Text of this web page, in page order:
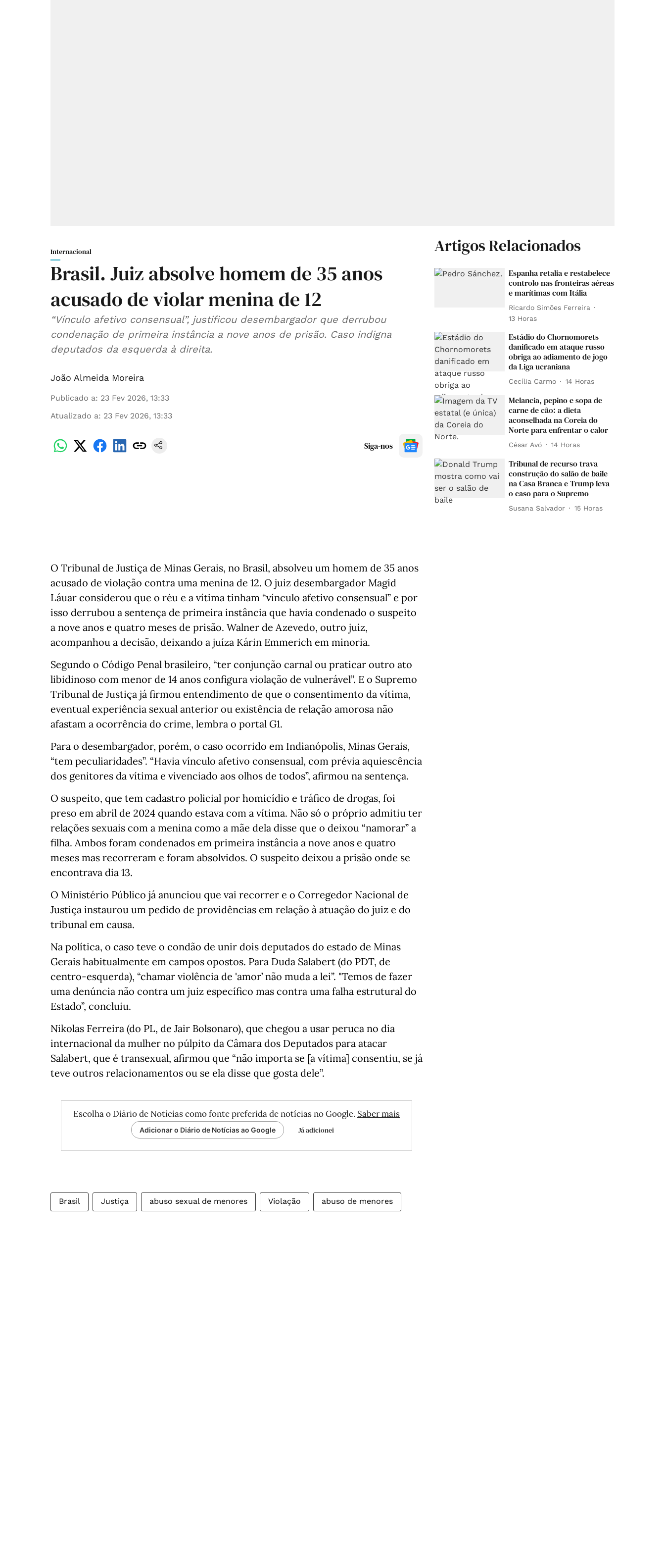
Internacional
Brasil. Juiz absolve homem de 35 anos
acusado de violar menina de 12
“Vínculo afetivo consensual”, justificou desembargador que derrubou
condenação de primeira instância a nove anos de prisão. Caso indigna
deputados da esquerda à direita.
João Almeida Moreira
Publicado a: 23 Fev 2026, 13:33
Atualizado a: 23 Fev 2026, 13:33
Siga-nos
O Tribunal de Justiça de Minas Gerais, no Brasil, absolveu um homem de 35 anos
acusado de violação contra uma menina de 12. O juiz desembargador Magid
Láuar considerou que o réu e a vítima tinham “vínculo afetivo consensual” e por
isso derrubou a sentença de primeira instância que havia condenado o suspeito
a nove anos e quatro meses de prisão. Walner de Azevedo, outro juiz,
acompanhou a decisão, deixando a juíza Kárin Emmerich em minoria.
Segundo o Código Penal brasileiro, “ter conjunção carnal ou praticar outro ato
libidinoso com menor de 14 anos configura violação de vulnerável”. E o Supremo
Tribunal de Justiça já firmou entendimento de que o consentimento da vítima,
eventual experiência sexual anterior ou existência de relação amorosa não
afastam a ocorrência do crime, lembra o portal G1.
Para o desembargador, porém, o caso ocorrido em Indianópolis, Minas Gerais,
“tem peculiaridades”. “Havia vínculo afetivo consensual, com prévia aquiescência
dos genitores da vítima e vivenciado aos olhos de todos”, afirmou na sentença.
O suspeito, que tem cadastro policial por homicídio e tráfico de drogas, foi
preso em abril de 2024 quando estava com a vítima. Não só o próprio admitiu ter
relações sexuais com a menina como a mãe dela disse que o deixou “namorar” a
filha. Ambos foram condenados em primeira instância a nove anos e quatro
meses mas recorreram e foram absolvidos. O suspeito deixou a prisão onde se
encontrava dia 13.
O Ministério Público já anunciou que vai recorrer e o Corregedor Nacional de
Justiça instaurou um pedido de providências em relação à atuação do juiz e do
tribunal em causa.
Na política, o caso teve o condão de unir dois deputados do estado de Minas
Gerais habitualmente em campos opostos. Para Duda Salabert (do PDT, de
centro-esquerda), “chamar violência de 'amor’ não muda a lei”. "Temos de fazer
uma denúncia não contra um juiz específico mas contra uma falha estrutural do
Estado”, concluiu.
Nikolas Ferreira (do PL, de Jair Bolsonaro), que chegou a usar peruca no dia
internacional da mulher no púlpito da Câmara dos Deputados para atacar
Salabert, que é transexual, afirmou que “não importa se [a vítima] consentiu, se já
teve outros relacionamentos ou se ela disse que gosta dele”.
Escolha o Diário de Notícias como fonte preferida de notícias no Google. Saber mais
Adicionar o Diário de Notícias ao Google Já adicionei
Brasil Justiça abuso sexual de menores Violação abuso de menores
Artigos Relacionados
Espanha retalia e restabelece
controlo nas fronteiras aéreas
e marítimas com Itália
Ricardo Simões Ferreira
13 Horas
Estádio do Chornomorets
danificado em ataque russo
obriga ao adiamento de jogo
da Liga ucraniana
Cecília Carmo 14 Horas
Melancia, pepino e sopa de
carne de cão: a dieta
aconselhada na Coreia do
Norte para enfrentar o calor
César Avó 14 Horas
Tribunal de recurso trava
construção do salão de baile
na Casa Branca e Trump leva
o caso para o Supremo
Susana Salvador 15 Horas